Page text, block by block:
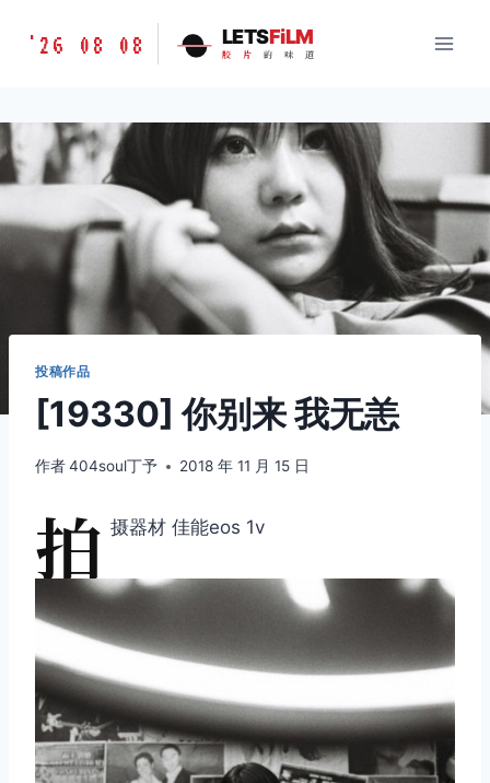
胶
味
道
LETSFILM
'26 08 08 LETSFiLM
胶 片 的 味 道
投稿作品
[19330] 你别来 我无恙
作者404soul丁予 2018 年 11 月 15 日
拍 摄器材 佳能eos 1v